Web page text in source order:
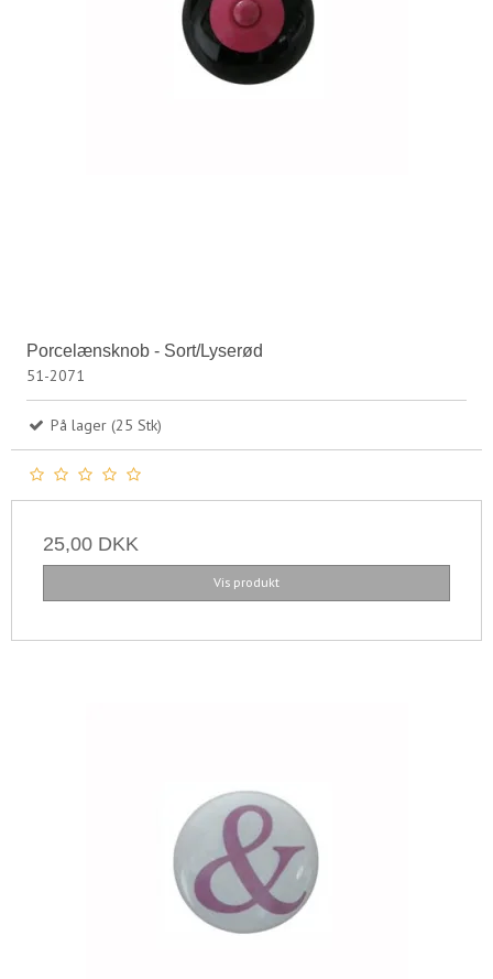
Porcelænsknob - Sort/Lyserød
51-2071
På lager (25 Stk)
25,00 DKK
Vis produkt